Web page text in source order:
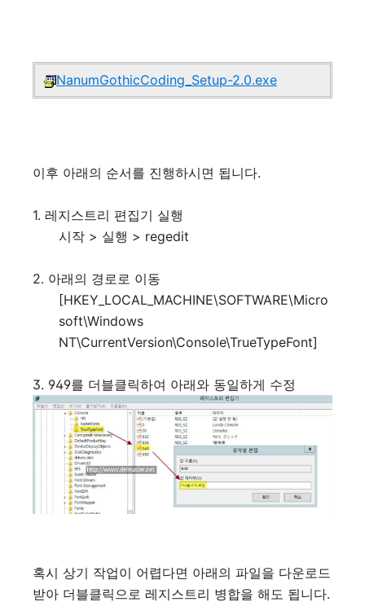
NanumGothicCoding_Setup-2.0.exe
이후 아래의 순서를 진행하시면 됩니다.
1. 레지스트리 편집기 실행
시작 > 실행 > regedit
2. 아래의 경로로 이동
[HKEY_LOCAL_MACHINE\SOFTWARE\Micro
soft\Windows
NT\CurrentVersion\Console\TrueTypeFont]
3. 949를 더블클릭하여 아래와 동일하게 수정
혹시 상기 작업이 어렵다면 아래의 파일을 다운로드
받아 더블클릭으로 레지스트리 병합을 해도 됩니다.